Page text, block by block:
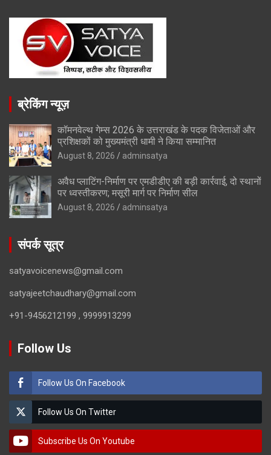
ब्रेकिंग न्यूज़
कॉमनवेल्थ गेम्स 2026 के उत्तराखंड के पदक विजेताओं और
प्रशिक्षकों को मुख्यमंत्री धामी ने किया सम्मानित
August 8, 2026 adminsatya
अवैध प्लाटिंग-निर्माण पर एमडीडीए की बड़ी कार्रवाई, दो स्थानों
पर ध्वस्तीकरण; मसूरी मार्ग पर निर्माण सील
August 8, 2026 adminsatya
संपर्क सूत्र
satyavoicenews@gmail.com
satyajeetchaudhary@gmail.com
+91-9456212199 , 9999913299
Follow Us
Follow Us On Facebook
Follow Us On Twitter
Subscribe Us On Youtube